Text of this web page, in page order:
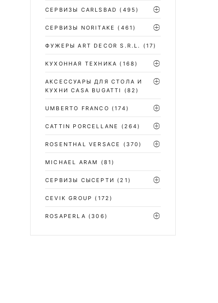
CЕРВИЗЫ CARLSBAD (495)
СЕРВИЗЫ NORITAKE (461)
ФУЖЕРЫ ART DECOR S.R.L. (17)
КУХОННАЯ ТЕХНИКА (168)
АКСЕССУАРЫ ДЛЯ СТОЛА И
КУХНИ CASA BUGATTI
(82)
UMBERTO FRANCO (174)
CATTIN PORCELLANE (264)
ROSENTHAL VERSACE (370)
MICHAEL ARAM (81)
СЕРВИЗЫ СЫСЕРТИ (21)
CEVIK GROUP (172)
ROSAPERLA (306)